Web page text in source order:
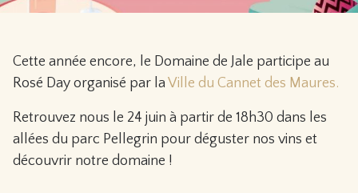
Cette année encore, le Domaine de Jale participe au
Rosé Day organisé par la Ville du Cannet des Maures.
Retrouvez nous le 24 juin à partir de 18h30 dans les
allées du parc Pellegrin pour déguster nos vins et
découvrir notre domaine !